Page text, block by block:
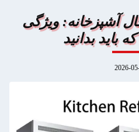
آشپزخانه: ویژگی
باید بدانید
2026-